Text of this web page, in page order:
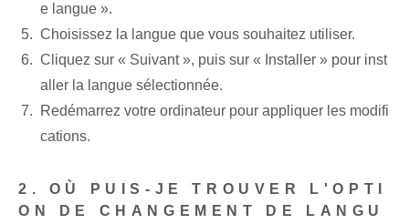
e langue ».
Choisissez la langue que vous souhaitez utiliser.
Cliquez sur « Suivant », puis sur « Installer » pour inst
aller la langue sélectionnée.
Redémarrez votre ordinateur pour appliquer les modifi
cations.
2. OÙ PUIS-JE TROUVER L'OPTI
ON DE CHANGEMENT DE LANGU